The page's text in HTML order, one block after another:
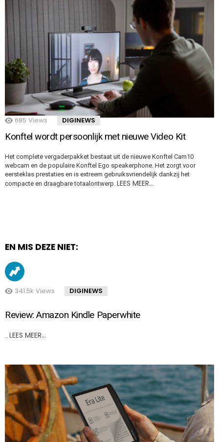
685 Views DIGINEWS
Konftel wordt persoonlijk met nieuwe Video Kit
Het complete vergaderpakket bestaat uit de nieuwe Konftel Cam10
webcam en de populaire Konftel Ego speakerphone. Het zorgt voor
eersteklas prestaties en is extreem gebruiksvriendelijk dankzij het
compacte en draagbare totaalontwerp. LEES MEER…
EN MIS DEZE NIET:
341.5k Views DIGINEWS
Review: Amazon Kindle Paperwhite
.. LEES MEER…